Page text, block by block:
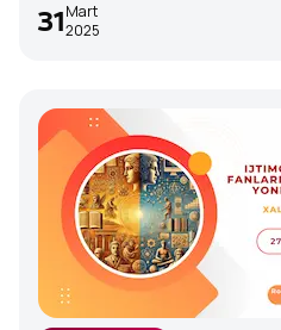
31 Mart
2025